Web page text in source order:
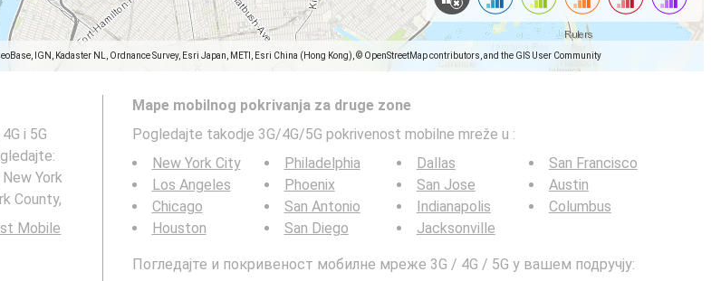
IGN, Kadaster NL, Ordnance Survey, Esri Japan, METI, Esri China (Hong Kong), © OpenStreetMap contributors, and the GIS User Community
i 5G
York
County,
Mobile
Mape mobilnog pokrivanja za druge zone
Pogledajte takodje 3G/4G/5G pokrivenost mobilne mreže u :
New York City
Los Angeles
Chicago
Houston
Philadelphia
Phoenix
San Antonio
San Diego
Dallas
San Jose
Indianapolis
Jacksonville
San Francisco
Austin
Columbus
Погледајте и покривеност мобилне мреже 3G / 4G / 5G у вашем подручју: